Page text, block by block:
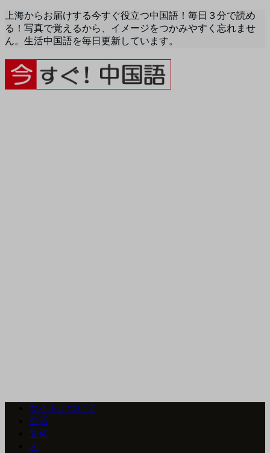
上海からお届けする今すぐ役立つ中国語！毎日３分で読め
る！写真で覚えるから、イメージをつかみやすく忘れませ
ん。生活中国語を毎日更新しています。
サイトについて
生活
文化
人